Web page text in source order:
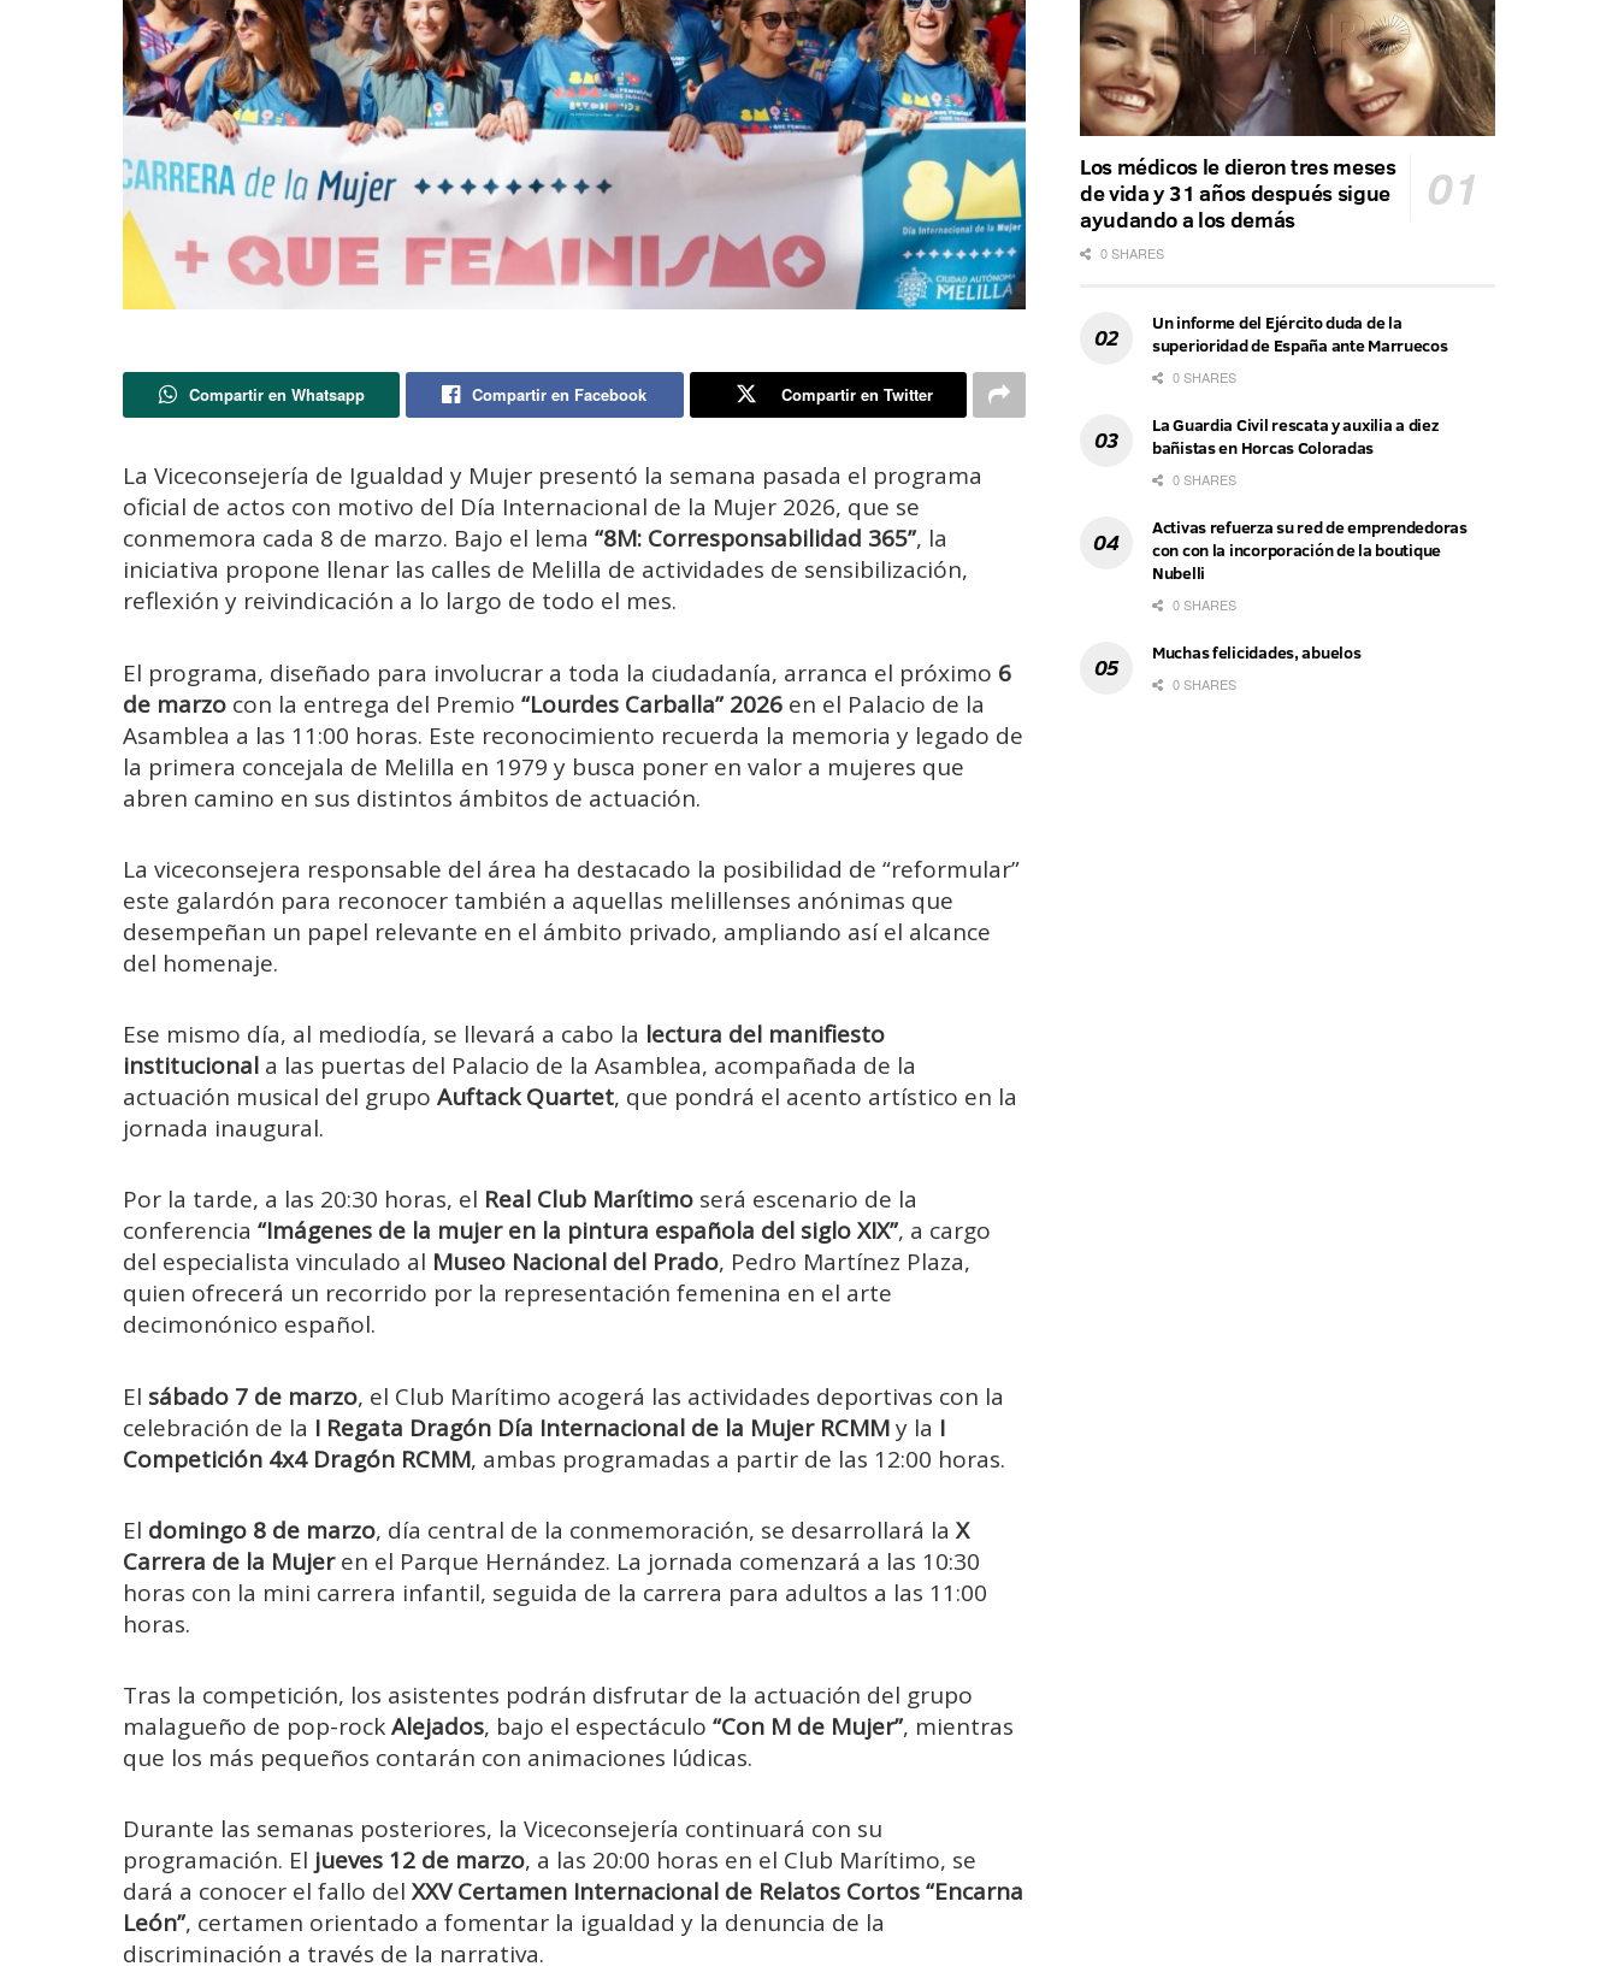
Compartir en Whatsapp Compartir en Facebook Compartir en Twitter
La Viceconsejería de Igualdad y Mujer presentó la semana pasada el programa
oficial de actos con motivo del Día Internacional de la Mujer 2026, que se
conmemora cada 8 de marzo. Bajo el lema “8M: Corresponsabilidad 365”, la
iniciativa propone llenar las calles de Melilla de actividades de sensibilización,
reflexión y reivindicación a lo largo de todo el mes.
El programa, diseñado para involucrar a toda la ciudadanía, arranca el próximo 6
de marzo con la entrega del Premio “Lourdes Carballa” 2026 en el Palacio de la
Asamblea a las 11:00 horas. Este reconocimiento recuerda la memoria y legado de
la primera concejala de Melilla en 1979 y busca poner en valor a mujeres que
abren camino en sus distintos ámbitos de actuación.
La viceconsejera responsable del área ha destacado la posibilidad de “reformular”
este galardón para reconocer también a aquellas melillenses anónimas que
desempeñan un papel relevante en el ámbito privado, ampliando así el alcance
del homenaje.
Ese mismo día, al mediodía, se llevará a cabo la lectura del manifiesto
institucional a las puertas del Palacio de la Asamblea, acompañada de la
actuación musical del grupo Auftack Quartet, que pondrá el acento artístico en la
jornada inaugural.
Por la tarde, a las 20:30 horas, el Real Club Marítimo será escenario de la
conferencia “Imágenes de la mujer en la pintura española del siglo XIX”, a cargo
del especialista vinculado al Museo Nacional del Prado, Pedro Martínez Plaza,
quien ofrecerá un recorrido por la representación femenina en el arte
decimonónico español.
El sábado 7 de marzo, el Club Marítimo acogerá las actividades deportivas con la
celebración de la I Regata Dragón Día Internacional de la Mujer RCMMy la I
Competición 4x4 Dragón RCMM, ambas programadas a partir de las 12:00 horas.
El domingo 8 de marzo, día central de la conmemoración, se desarrollará la X
Carrera de la Mujeren el Parque Hernández. La jornada comenzará a las 10:30
horas con la mini carrera infantil, seguida de la carrera para adultos a las 11:00
horas.
Tras la competición, los asistentes podrán disfrutar de la actuación del grupo
malagueño de pop-rockAlejados, bajo el espectáculo “Con M de Mujer”, mientras
que los más pequeños contarán con animaciones lúdicas.
Durante las semanas posteriores, la Viceconsejería continuará con su
programación. El jueves 12 de marzo, a las 20:00 horas en el Club Marítimo, se
dará a conocer el fallo del XXV Certamen Internacional de Relatos Cortos “Encarna
León”, certamen orientado a fomentar la igualdad y la denuncia de la
discriminación a través de la narrativa.
Los médicos le dieron tres meses
de vida y 31 años después sigue
ayudando a los demás
0 SHARES
Un informe del Ejército duda de la
superioridad de España ante Marruecos
0 SHARES
La Guardia Civil rescata y auxilia a diez
bañistas en Horcas Coloradas
0 SHARES
Activas refuerza su red de emprendedoras
con con la incorporación de la boutique
Nubelli
0 SHARES
Muchas felicidades, abuelos
0 SHARES